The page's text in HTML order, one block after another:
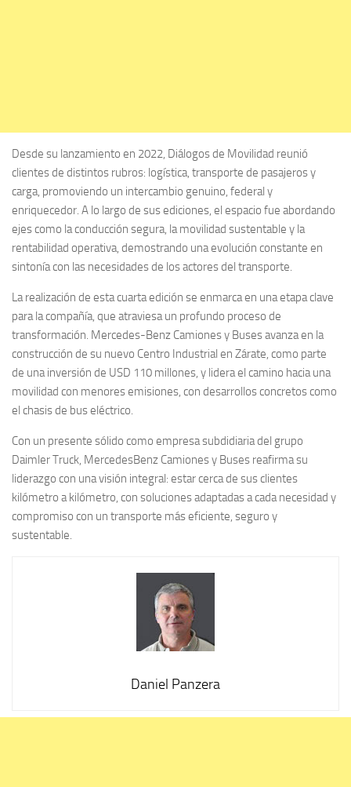
Desde su lanzamiento en 2022, Diálogos de Movilidad reunió
clientes de distintos rubros: logística, transporte de pasajeros y
carga, promoviendo un intercambio genuino, federal y
enriquecedor. A lo largo de sus ediciones, el espacio fue abordando
ejes como la conducción segura, la movilidad sustentable y la
rentabilidad operativa, demostrando una evolución constante en
sintonía con las necesidades de los actores del transporte.
La realización de esta cuarta edición se enmarca en una etapa clave
para la compañía, que atraviesa un profundo proceso de
transformación. Mercedes-Benz Camiones y Buses avanza en la
construcción de su nuevo Centro Industrial en Zárate, como parte
de una inversión de USD 110 millones, y lidera el camino hacia una
movilidad con menores emisiones, con desarrollos concretos como
el chasis de bus eléctrico.
Con un presente sólido como empresa subdidiaria del grupo
Daimler Truck, MercedesBenz Camiones y Buses reafirma su
liderazgo con una visión integral: estar cerca de sus clientes
kilómetro a kilómetro, con soluciones adaptadas a cada necesidad y
compromiso con un transporte más eficiente, seguro y
sustentable.
Daniel Panzera